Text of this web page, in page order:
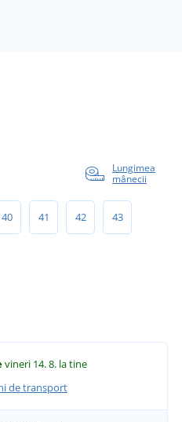
Lungimea
mânecii
40 41 42 43
vineri 14. 8. la tine
de transport